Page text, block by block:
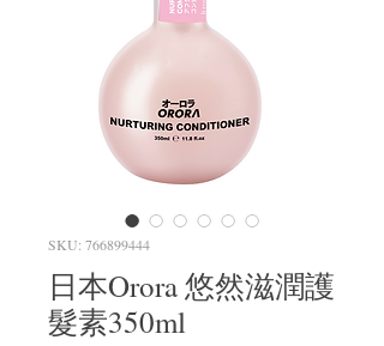
SKU: 766899444
日本Orora 悠然滋潤護
髮素350ml